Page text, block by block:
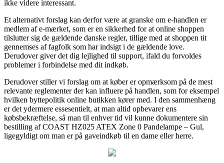
ikke videre interessant.
Et alternativt forslag kan derfor være at granske om e-handlen er
medlem af e-mærket, som er en sikkerhed for at online shoppen
tilslutter sig de gældende danske regler, tillige med at shoppen tit
gennemses af fagfolk som har indsigt i de gældende love.
Derudover giver det dig lejlighed til support, ifald du forvoldes
problemer i forbindelse med dit indkøb.
Derudover stiller vi forslag om at køber er opmærksom på de mest
relevante reglementer der kan influere på handlen, som for eksempel
hvilken byttepolitik online butikken kører med. I den sammenhæng
er det ydermere essesentielt, at man altid opbevarer ens
købsbekræftelse, så man til enhver tid vil kunne dokumentere sin
bestilling af COAST HZ025 ATEX Zone 0 Pandelampe – Gul,
ligegyldigt om man er på gaveindkøb til en dame eller herre.